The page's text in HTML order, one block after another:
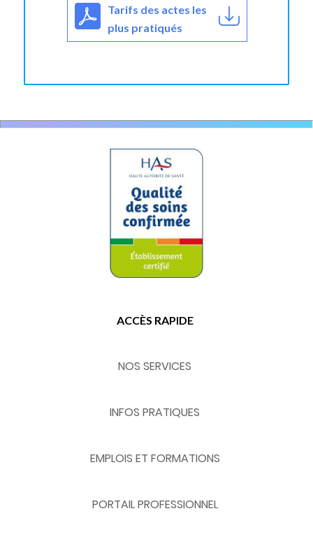
Tarifs des actes les
plus pratiqués
ACCÈS RAPIDE
NOS SERVICES
INFOS PRATIQUES
EMPLOIS ET FORMATIONS
PORTAIL PROFESSIONNEL